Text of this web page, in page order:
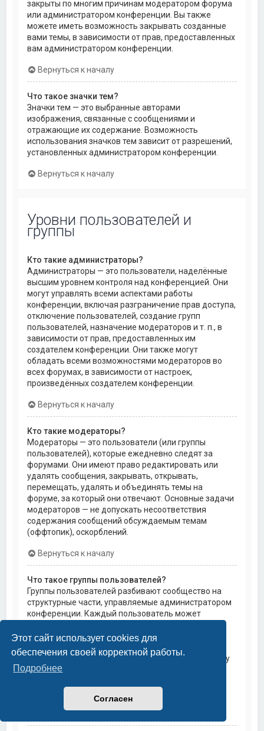
Этот сайт использует cookies для
обеспечения своей корректной работы.
Подробнее
Согласен
закрыты по многим причинам модератором форума
или администратором конференции. Вы также
можете иметь возможность закрывать созданные
вами темы, в зависимости от прав, предоставленных
вам администратором конференции.
Вернуться к началу
Что такое значки тем?
Значки тем — это выбранные авторами
изображения, связанные с сообщениями и
отражающие их содержание. Возможность
использования значков тем зависит от разрешений,
установленных администратором конференции.
Вернуться к началу
Уровни пользователей и
группы
Кто такие администраторы?
Администраторы — это пользователи, наделённые
высшим уровнем контроля над конференцией. Они
могут управлять всеми аспектами работы
конференции, включая разграничение прав доступа,
отключение пользователей, создание групп
пользователей, назначение модераторов и т. п., в
зависимости от прав, предоставленных им
создателем конференции. Они также могут
обладать всеми возможностями модераторов во
всех форумах, в зависимости от настроек,
произведённых создателем конференции.
Вернуться к началу
Кто такие модераторы?
Модераторы — это пользователи (или группы
пользователей), которые ежедневно следят за
форумами. Они имеют право редактировать или
удалять сообщения, закрывать, открывать,
перемещать, удалять и объединять темы на
форуме, за который они отвечают. Основные задачи
модераторов — не допускать несоответствия
содержания сообщений обсуждаемым темам
(оффтопик), оскорблений.
Вернуться к началу
Что такое группы пользователей?
Группы пользователей разбивают сообщество на
структурные части, управляемые администратором
конференции. Каждый пользователь может
могут быть назначены индивидуальные права
доступа. Это облегчает администраторам
назначение прав доступа одновременно большому
количеству пользователей, например, изменение
пользователям доступа к приватным форумам.
Вернуться к началу